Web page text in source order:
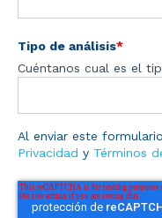
Certificados ISO
Ubicaciones
Tipo de análisis*
Cuéntanos cual es el
Al enviar este
Privacidad y Términos